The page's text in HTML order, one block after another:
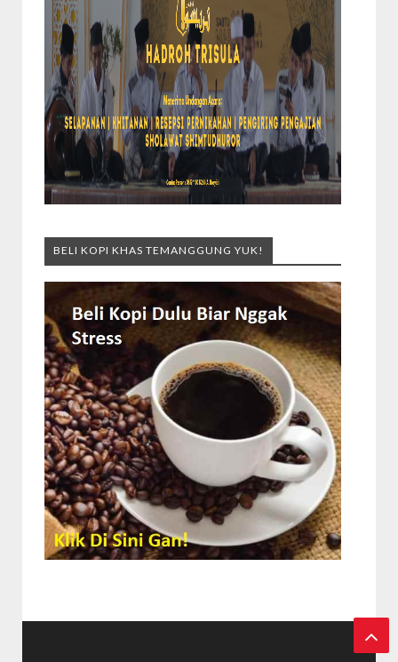
BELI KOPI KHAS TEMANGGUNG YUK!